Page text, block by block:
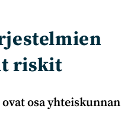
riskit
osa yhteiskunnan